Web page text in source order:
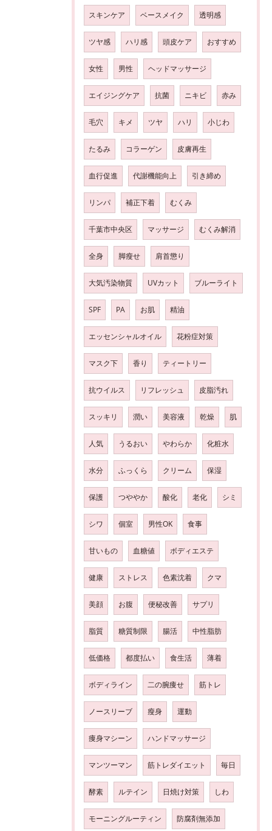
スキンケア ベースメイク 透明感
ツヤ感 ハリ感 頭皮ケア おすすめ
女性 男性 ヘッドマッサージ
エイジングケア 抗菌 ニキビ 赤み
毛穴 キメ ツヤ ハリ 小じわ
たるみ コラーゲン 皮膚再生
血行促進 代謝機能向上 引き締め
リンパ 補正下着 むくみ
千葉市中央区 マッサージ むくみ解消
全身 脚瘦せ 肩首懲り
大気汚染物質 UVカット ブルーライト
SPF PA お肌 精油
エッセンシャルオイル 花粉症対策
マスク下 香り ティートリー
抗ウイルス リフレッシュ 皮脂汚れ
スッキリ 潤い 美容液 乾燥 肌
人気 うるおい やわらか 化粧水
水分 ふっくら クリーム 保湿
保護 つややか 酸化 老化 シミ
シワ 個室 男性OK 食事
甘いもの 血糖値 ボディエステ
健康 ストレス 色素沈着 クマ
美顔 お腹 便秘改善 サプリ
脂質 糖質制限 腸活 中性脂肪
低価格 都度払い 食生活 薄着
ボディライン 二の腕痩せ 筋トレ
ノースリーブ 瘦身 運動
痩身マシーン ハンドマッサージ
マンツーマン 筋トレダイエット 毎日
酵素 ルテイン 日焼け対策 しわ
モーニングルーティン 防腐剤無添加